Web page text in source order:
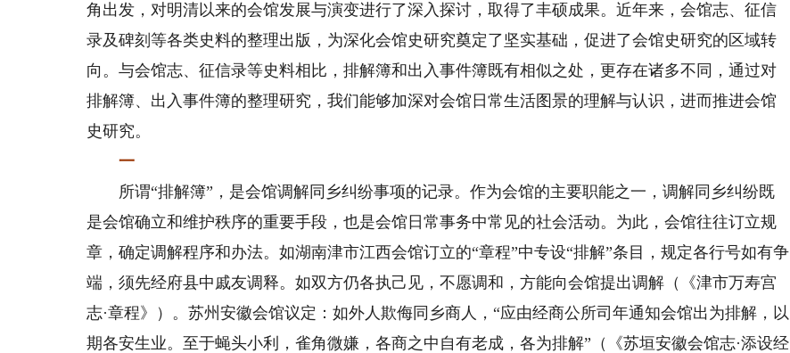
角出发，对明清以来的会馆发展与演变进行了深入探讨，取得了丰硕成果。近年来，会馆志、征信
录及碑刻等各类史料的整理出版，为深化会馆史研究奠定了坚实基础，促进了会馆史研究的区域转
向。与会馆志、征信录等史料相比，排解簿和出入事件簿既有相似之处，更存在诸多不同，通过对
排解簿、出入事件簿的整理研究，我们能够加深对会馆日常生活图景的理解与认识，进而推进会馆
史研究。
一
所谓“排解簿”，是会馆调解同乡纠纷事项的记录。作为会馆的主要职能之一，调解同乡纠纷既
是会馆确立和维护秩序的重要手段，也是会馆日常事务中常见的社会活动。为此，会馆往往订立规
章，确定调解程序和办法。如湖南津市江西会馆订立的“章程”中专设“排解”条目，规定各行号如有争
端，须先经府县中戚友调释。如双方仍各执己见，不愿调和，方能向会馆提出调解（《津市万寿宫
志·章程》）。苏州安徽会馆议定：如外人欺侮同乡商人，“应由经商公所司年通知会馆出为排解，以
期各安生业。至于蝇头小利，雀角微嫌，各商之中自有老成，各为排解”（《苏垣安徽会馆志·添设经